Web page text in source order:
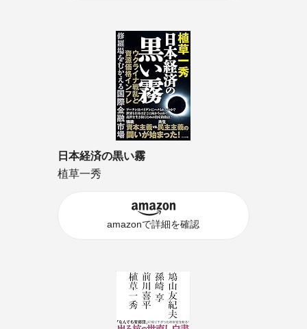
日本経済の黒い霧
植草一秀
amazonで詳細を確認